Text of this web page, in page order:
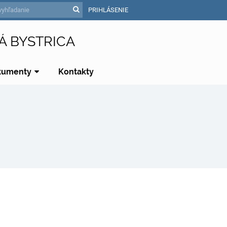
PRIHLÁSENIE
BYSTRICA
Kontakty